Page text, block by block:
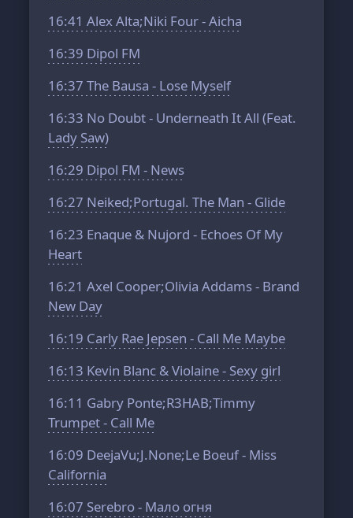
16:41 Alex Alta;Niki Four - Aicha
16:39 Dipol FM
16:37 The Bausa - Lose Myself
16:33 No Doubt - Underneath It All (Feat.
Lady Saw)
16:29 Dipol FM - News
16:27 Neiked;Portugal. The Man - Glide
16:23 Enaque & Nujord - Echoes Of My
Heart
16:21 Axel Cooper;Olivia Addams - Brand
New Day
16:19 Carly Rae Jepsen - Call Me Maybe
16:13 Kevin Blanc & Violaine - Sexy girl
16:11 Gabry Ponte;R3HAB;Timmy
Trumpet - Call Me
16:09 DeejaVu;J.None;Le Boeuf - Miss
California
16:07 Serebro - Мало огня